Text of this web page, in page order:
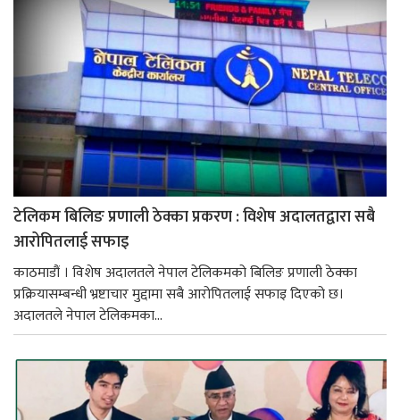
टेलिकम बिलिङ प्रणाली ठेक्का प्रकरण : विशेष अदालतद्वारा सबै
आरोपितलाई सफाइ
काठमाडौं । विशेष अदालतले नेपाल टेलिकमको बिलिङ प्रणाली ठेक्का
प्रक्रियासम्बन्धी भ्रष्टाचार मुद्दामा सबै आरोपितलाई सफाइ दिएको छ।
अदालतले नेपाल टेलिकमका...